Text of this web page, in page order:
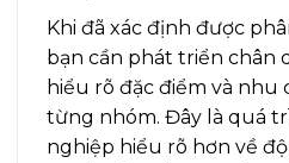
Khi đã xác định được
bạn cần phát triển chân
hiểu rõ đặc điểm và nhu
từng nhóm. Đây là quá
nghiệp hiểu rõ hơn về